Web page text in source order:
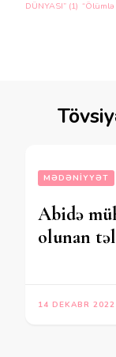
DÜNYASI” (1)
MƏDƏNIYYƏT
Abidə
olunan
14 DEKABR 2022